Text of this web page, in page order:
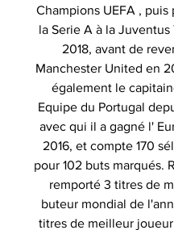
Champions UEFA , puis
la Serie A à la Juventus
2018, avant de
Manchester United en
également le
Equipe du Portugal
avec qui il a gagné l'
2016, et compte 170
pour 102 buts marqués.
remporté 3 titres de
buteur mondial de
titres de meilleur joueur